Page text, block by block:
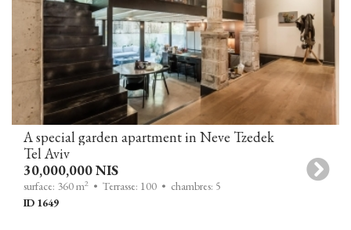
A special garden apartment in Neve Tzedek
Tel Aviv
30,000,000 NIS
surface: 360 m2 • Terrasse: 100 • chambres: 5
ID 1649